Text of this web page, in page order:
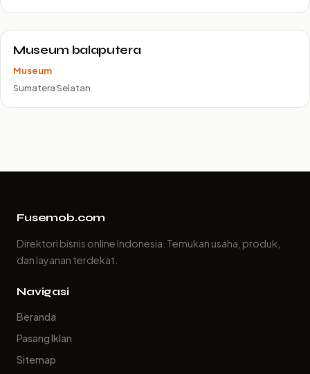
Museum balaputera
Museum
Sumatera Selatan
Fusemob.com
Direktori bisnis online Indonesia. Temukan usaha, produk,
dan layanan terdekat.
Navigasi
Beranda
Pasang Iklan
Sitemap